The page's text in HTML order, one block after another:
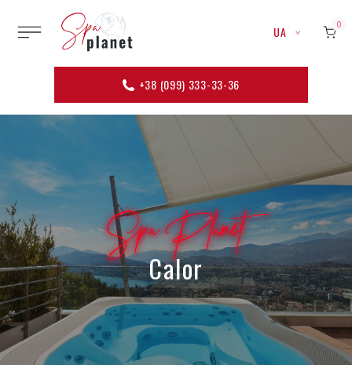
+38 (099) 333-33-36
UA 0
Spa Planet
Calor